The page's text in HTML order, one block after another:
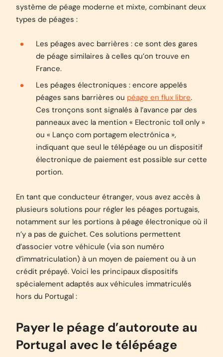
système de péage moderne et mixte, combinant deux
types de péages :
Les péages avec barrières : ce sont des gares
de péage similaires à celles qu’on trouve en
France.
Les péages électroniques : encore appelés
péages sans barrières ou péage en flux libre.
Ces tronçons sont signalés à l’avance par des
panneaux avec la mention « Electronic toll only »
ou « Lanço com portagem electrónica »,
indiquant que seul le télépéage ou un dispositif
électronique de paiement est possible sur cette
portion.
En tant que conducteur étranger, vous avez accès à
plusieurs solutions pour régler les péages portugais,
notamment sur les portions à péage électronique où il
n’y a pas de guichet. Ces solutions permettent
d’associer votre véhicule (via son numéro
d’immatriculation) à un moyen de paiement ou à un
crédit prépayé. Voici les principaux dispositifs
spécialement adaptés aux véhicules immatriculés
hors du Portugal :
Payer le péage d’autoroute au
Portugal avec le télépéage